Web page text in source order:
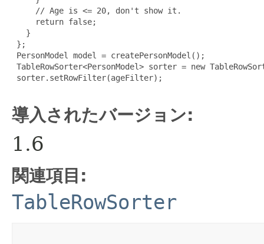
     // Age is <= 20, don't show it.
     return false;
   }
};
PersonModel model = createPersonModel();
TableRowSorter<PersonModel> sorter = new
sorter.setRowFilter(ageFilter);
導入されたバージョン:
1.6
関連項目:
TableRowSorter